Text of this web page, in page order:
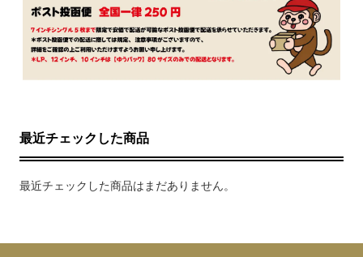
最近チェックした商品
最近チェックした商品はまだありません。